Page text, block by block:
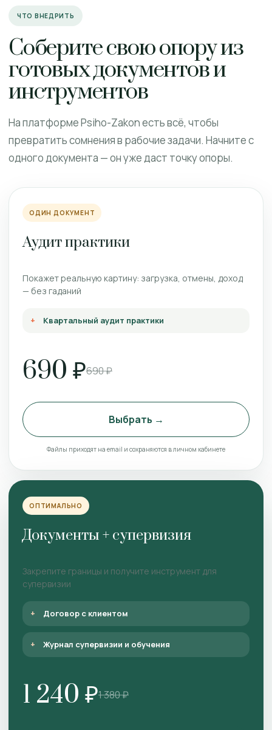
ЧТО ВНЕДРИТЬ
Соберите свою опору из
готовых документов и
инструментов
На платформе Psiho-Zakon есть всё, чтобы
превратить сомнения в рабочие задачи. Начните с
одного документа — он уже даст точку опоры.
ОДИН ДОКУМЕНТ
Аудит практики
Покажет реальную картину: загрузка, отмены, доход
— без гаданий
Квартальный аудит практики
690 ₽690 ₽
Выбрать →
Файлы приходят на email и сохраняются в личном кабинете
ОПТИМАЛЬНО
Документы + супервизия
Закрепите границы и получите инструмент для
супервизии
Договор с клиентом
Журнал супервизии и обучения
1 240 ₽1 380 ₽